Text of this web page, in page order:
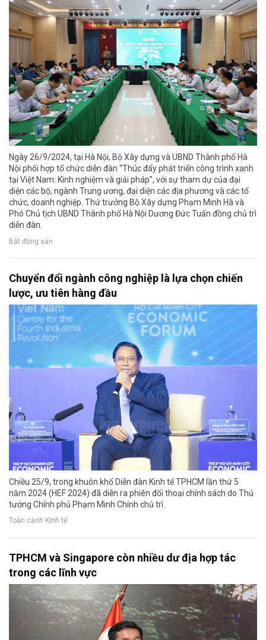
Ngày 26/9/2024, tại Hà Nội, Bộ Xây dựng và UBND Thành phố Hà
Nội phối hợp tổ chức diễn đàn “Thúc đẩy phát triển công trình xanh
tại Việt Nam: Kinh nghiệm và giải pháp”, với sự tham dự của đại
diện các bộ, ngành Trung ương, đại diện các địa phương và các tổ
chức, doanh nghiệp. Thứ trưởng Bộ Xây dựng Phạm Minh Hà và
Phó Chủ tịch UBND Thành phố Hà Nội Dương Đức Tuấn đồng chủ trì
diễn đàn.
Bất động sản
Chuyển đổi ngành công nghiệp là lựa chọn chiến
lược, ưu tiên hàng đầu
Chiều 25/9, trong khuôn khổ Diễn đàn Kinh tế TPHCM lần thứ 5
năm 2024 (HEF 2024) đã diễn ra phiên đối thoại chính sách do Thủ
tướng Chính phủ Phạm Minh Chính chủ trì.
Toàn cảnh Kinh tế
TPHCM và Singapore còn nhiều dư địa hợp tác
trong các lĩnh vực